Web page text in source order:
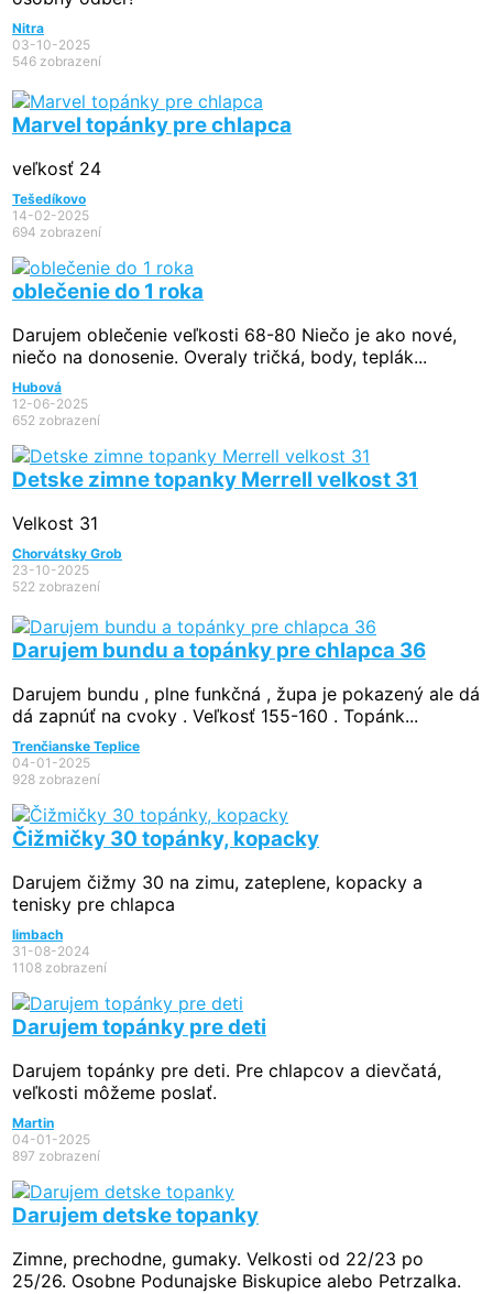
Nitra
03-10-2025
546 zobrazení
Marvel topánky pre chlapca
veľkosť 24
Tešedíkovo
14-02-2025
694 zobrazení
oblečenie do 1 roka
Darujem oblečenie veľkosti 68-80 Niečo je ako nové,
niečo na donosenie. Overaly tričká, body, teplák...
Hubová
12-06-2025
652 zobrazení
Detske zimne topanky Merrell velkost 31
Velkost 31
Chorvátsky Grob
23-10-2025
522 zobrazení
Darujem bundu a topánky pre chlapca 36
Darujem bundu , plne funkčná , župa je pokazený ale dá
dá zapnúť na cvoky . Veľkosť 155-160 . Topánk...
Trenčianske Teplice
04-01-2025
928 zobrazení
Čižmičky 30 topánky, kopacky
Darujem čižmy 30 na zimu, zateplene, kopacky a
tenisky pre chlapca
limbach
31-08-2024
1108 zobrazení
Darujem topánky pre deti
Darujem topánky pre deti. Pre chlapcov a dievčatá,
veľkosti môžeme poslať.
Martin
04-01-2025
897 zobrazení
Darujem detske topanky
Zimne, prechodne, gumaky. Velkosti od 22/23 po
25/26. Osobne Podunajske Biskupice alebo Petrzalka.